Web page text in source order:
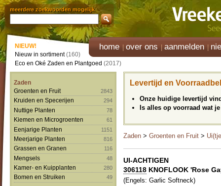
meerdere zoekwoorden mogelijk
home over ons aanmelden
NIEUW!
Nieuw in sortiment(160)
Eco en Oké Zaden en Plantgoed (2017)
Zaden
Groenten en Fruit
2843
Kruiden en Specerijen 294
Nuttige Planten 78
Kiemen en Microgroenten 61
Eenjarige Planten 1151
Meerjarige Planten 816
Grassen en Granen 116
Mengsels 48
Kamer- en Kuipplanten 280
Bomen en Struiken 49
Levertijd en
Onze huidige levertijd
Is alles op voorraad wat
Zaden > Groenten en Fruit >
UI-ACHTIGEN
306118 KNOFLOOK 'Rose
(Engels: Garlic Softneck)